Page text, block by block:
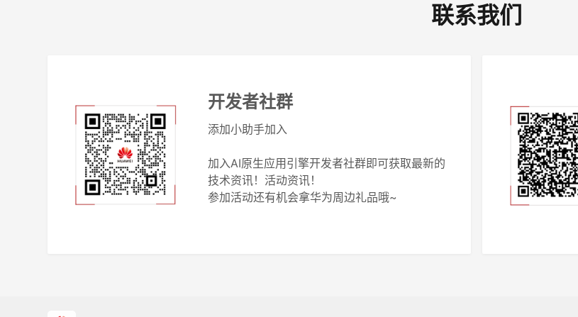
联系我们
开发者社群
添加小助手加入
加入AI原生应用引擎开发者社群即可获取最新的
技术资讯！活动资讯！
参加活动还有机会拿华为周边礼品哦~